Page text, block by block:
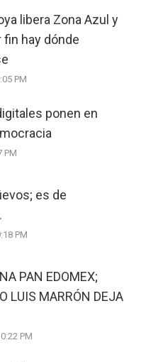
libera Zona Azul y
fin hay dónde
PM
ponen en
PM
es de
PM
PAN EDOMEX;
LUIS MARRÓN DEJA
PM